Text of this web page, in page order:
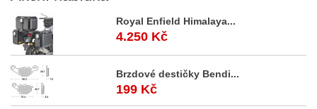
Royal Enfield Himalaya...
4.250 Kč
Brzdové destičky Bendi...
199 Kč